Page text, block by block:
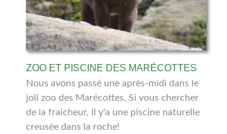
ZOO ET PISCINE DES MARÉCOTTES
Nous avons passé une après-midi dans le
joli zoo des Marécottes. Si vous chercher
de la fraicheur, il y'a une piscine naturelle
creusée dans la roche!